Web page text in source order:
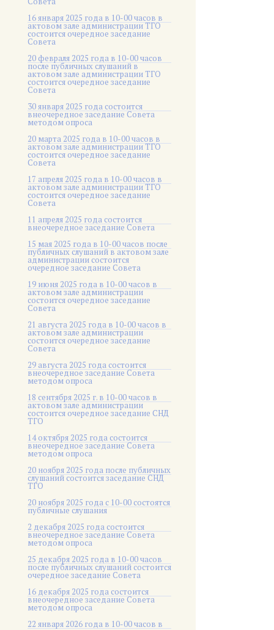
16 января 2025 года в 10-00 часов в
актовом зале администрации ТГО
состоится очередное заседание
Совета
20 февраля 2025 года в 10-00 часов
после публичных слушаний в
актовом зале администрации ТГО
состоится очередное заседание
Совета
30 января 2025 года состоится
внеочередное заседание Совета
методом опроса
20 марта 2025 года в 10-00 часов в
актовом зале администрации ТГО
состоится очередное заседание
Совета
17 апреля 2025 года в 10-00 часов в
актовом зале администрации ТГО
состоится очередное заседание
Совета
11 апреля 2025 года состоится
внеочередное заседание Совета
15 мая 2025 года в 10-00 часов после
публичных слушаний в актовом зале
администрации состоится
очередное заседание Совета
19 июня 2025 года в 10-00 часов в
актовом зале администрации
состоится очередное заседание
Совета
21 августа 2025 года в 10-00 часов в
актовом зале администрации
состоится очередное заседание
Совета
29 августа 2025 года состоится
внеочередное заседание Совета
методом опроса
18 сентября 2025 г. в 10-00 часов в
актовом зале администрации
состоится очередное заседание СНД
ТГО
14 октября 2025 года состоится
внеочередное заседание Совета
методом опроса
20 ноября 2025 года после публичных
слушаний состоится заседание СНД
ТГО
20 ноября 2025 года c 10-00 состоятся
публичные слушания
2 декабря 2025 года состоится
внеочередное заседание Совета
методом опроса
25 декабря 2025 года в 10-00 часов
после публичных слушаний состоится
очередное заседание Совета
16 декабря 2025 года состоится
внеочередное заседание Совета
методом опроса
22 января 2026 года в 10-00 часов в